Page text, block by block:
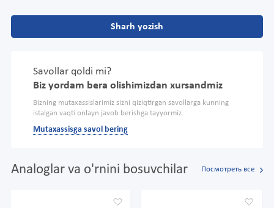
Sharh yozish
Savollar qoldi mi?
Biz yordam bera olishimizdan xursandmiz
Bizning mutaxassislarimiz sizni qiziqtirgan savollarga kunning
istalgan vaqti onlayn javob berishga tayyormiz.
Mutaxassisga savol bering
Analoglar va o'rnini bosuvchilar Посмотреть все